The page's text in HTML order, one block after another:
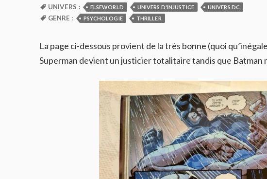
UNIVERS :
ELSEWORLD UNIVERS D'INJUSTICE UNIVERS DC
GENRE : PSYCHOLOGIE THRILLER
La page ci-dessous provient de la très bonne (quoi
Superman devient un justicier totalitaire tandis que Batman